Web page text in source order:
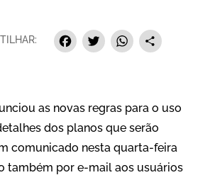
Facebook
Twitter
as novas regras para o uso
dos planos que serão
comunicado nesta quarta-feira
também por e-mail aos usuários